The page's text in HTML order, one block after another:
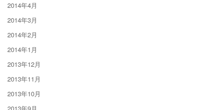
2014年4月
2014年3月
2014年2月
2014年1月
2013年12月
2013年11月
2013年10月